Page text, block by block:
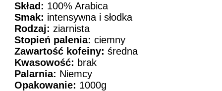
Skład: 100% Arabica
Smak: intensywna i słodka
Rodzaj: ziarnista
Stopień palenia: ciemny
Zawartość kofeiny: średna
Kwasowość: brak
Palarnia: Niemcy
Opakowanie: 1000g